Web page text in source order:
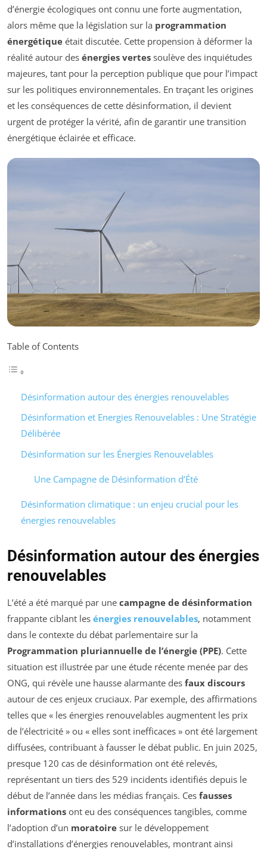
d’énergie écologiques ont connu une forte augmentation,
alors même que la législation sur la programmation
énergétique était discutée. Cette propension à déformer la
réalité autour des énergies vertes soulève des inquiétudes
majeures, tant pour la perception publique que pour l’impact
sur les politiques environnementales. En traçant les origines
et les conséquences de cette désinformation, il devient
urgent de protéger la vérité, afin de garantir une transition
énergétique éclairée et efficace.
Table of Contents
Désinformation autour des énergies renouvelables
Désinformation et Energies Renouvelables : Une Stratégie
Délibérée
Désinformation sur les Énergies Renouvelables
Une Campagne de Désinformation d’Été
Désinformation climatique : un enjeu crucial pour les
énergies renouvelables
Désinformation autour des énergies
renouvelables
L’été a été marqué par une campagne de désinformation
frappante ciblant les énergies renouvelables, notamment
dans le contexte du débat parlementaire sur la
Programmation pluriannuelle de l’énergie (PPE). Cette
situation est illustrée par une étude récente menée par des
ONG, qui révèle une hausse alarmante des faux discours
autour de ces enjeux cruciaux. Par exemple, des affirmations
telles que « les énergies renouvelables augmentent les prix
de l’électricité » ou « elles sont inefficaces » ont été largement
diffusées, contribuant à fausser le débat public. En juin 2025,
presque 120 cas de désinformation ont été relevés,
représentant un tiers des 529 incidents identifiés depuis le
début de l’année dans les médias français. Ces fausses
informations ont eu des conséquences tangibles, comme
l’adoption d’un moratoire sur le développement
d’installations d’énergies renouvelables, montrant ainsi